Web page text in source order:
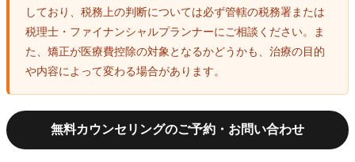
しており、税務上の判断については必ず管轄の税務署または
税理士・ファイナンシャルプランナーにご相談ください。ま
た、矯正が医療費控除の対象となるかどうかも、治療の目的
や内容によって変わる場合があります。
無料カウンセリングのご予約・お問い合わせ